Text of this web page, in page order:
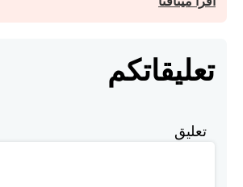
تعليقاتكم
تعليق